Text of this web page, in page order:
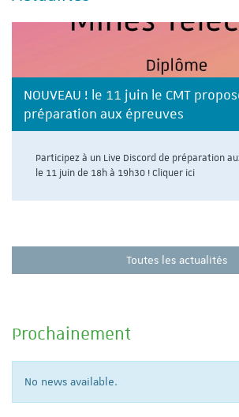
NOUVEAU ! le 11 juin le CMT
préparation aux épreuves
Participez à un Live Discord de préparation
le 11 juin de 18h à 19h30 ! Cliquer ici
Toutes les actualités
Prochainement
No news available.